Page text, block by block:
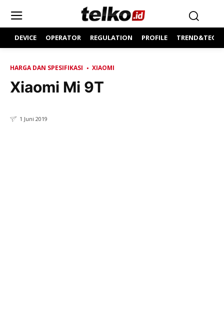
DEVICE OPERATOR REGULATION PROFILE
HARGA DAN SPESIFIKASI XIAOMI
Xiaomi Mi 9T
1 Juni 2019